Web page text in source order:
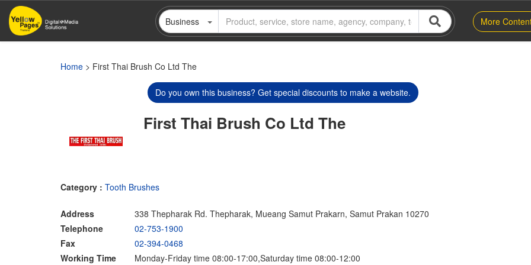
Skip
main
Business More
Home > First Thai Brush Co Ltd The
Do you own this business? Get special discounts to make a website.
First Thai Brush Co Ltd The
Category : Tooth Brushes
Address
338 Thepharak Rd. Thepharak, Mueang Samut Prakarn, Samut Prakan 10270
Telephone
02-753-1900
Fax
02-394-0468
Working Time
Monday-Friday time 08:00-17:00,Saturday time 08:00-12:00